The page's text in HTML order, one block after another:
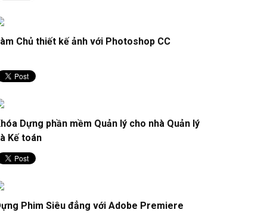
Chủ thiết kế ảnh với Photoshop CC
Dựng phần mềm Quản lý cho nhà Quản lý
Kế toán
Phim Siêu đẳng với Adobe Premiere